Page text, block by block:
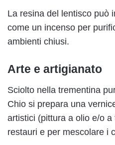
La resina del lentisco può
come un incenso per
ambienti chiusi.
Arte e artigianato
Sciolto nella trementina
Chio si prepara una
artistici (pittura a olio e/o
restauri e per mescolare i